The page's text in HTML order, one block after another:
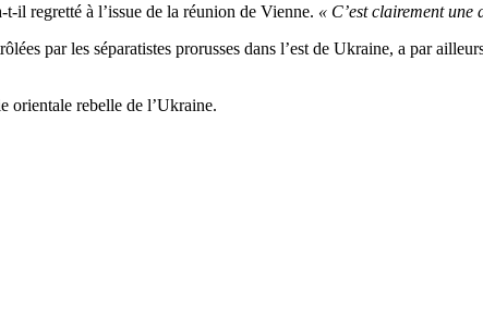
t-il regretté à l’issue de la réunion de Vienne. « C’est clairement une
par les séparatistes prorusses dans l’est de Ukraine, a par
orientale rebelle de l’Ukraine.